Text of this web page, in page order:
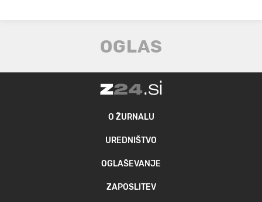
O ŽURNALU
UREDNIŠTVO
OGLAŠEVANJE
ZAPOSLITEV